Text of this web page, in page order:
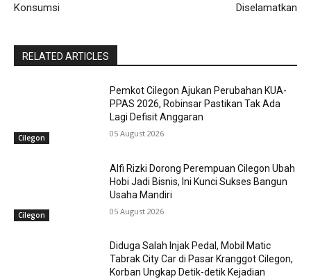
Konsumsi
Diselamatkan
RELATED ARTICLES
Cilegon
Pemkot Cilegon Ajukan Perubahan KUA-
PPAS 2026, Robinsar Pastikan Tak Ada
Lagi Defisit Anggaran
05 August 2026
Cilegon
Alfi Rizki Dorong Perempuan Cilegon Ubah
Hobi Jadi Bisnis, Ini Kunci Sukses Bangun
Usaha Mandiri
05 August 2026
Diduga Salah Injak Pedal, Mobil Matic
Tabrak City Car di Pasar Kranggot Cilegon,
Korban Ungkap Detik-detik Kejadian